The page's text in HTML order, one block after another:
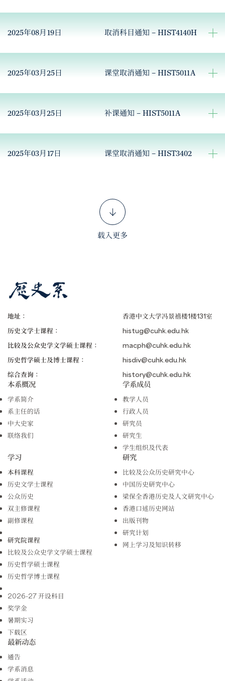
2025年08月19日 取消科目通知 – HIST4140H
2025年03月25日 课堂取消通知 – HIST5011A
2025年03月25日 补课通知 – HIST5011A
2025年03月17日 课堂取消通知 – HIST3402
载入更多
地址：
香港中文大学冯景禧楼1楼131室
历史文学士课程：
histug@cuhk.edu.hk
比较及公众史学文学硕士课程：
macph@cuhk.edu.hk
历史哲学硕士及博士课程：
hisdiv@cuhk.edu.hk
综合查询：
history@cuhk.edu.hk
本系概况
学系简介
系主任的话
中大史家
联络我们
学系成员
教学人员
行政人员
研究员
研究生
学生组织及代表
学习
本科课程
历史文学士课程
公众历史
双主修课程
副修课程
研究院课程
比较及公众史学文学硕士课程
历史哲学硕士课程
历史哲学博士课程
2026-27 开设科目
奖学金
暑期实习
下载区
研究
比较及公众历史研究中心
中国历史研究中心
梁保全香港历史及人文研究中心
香港口述历史网站
出版刊物
研究计划
网上学习及知识转移
最新动态
通告
学系消息